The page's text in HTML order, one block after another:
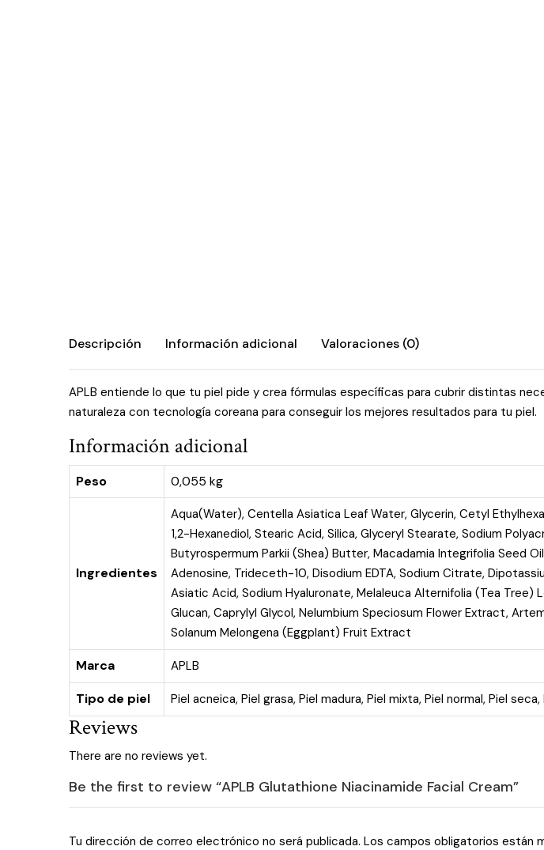
Descripción Información adicional Valoraciones (0)
APLB entiende lo que tu piel pide y crea fórmulas específicas para cubrir distintas
naturaleza con tecnología coreana para conseguir los mejores resultados para tu piel.
Información adicional
Peso 0,055 kg
Ingredientes
Aqua(Water), Centella Asiatica Leaf Water, Glycerin, Cetyl
1,2-Hexanediol, Stearic Acid, Silica, Glyceryl Stearate, Sodium
Butyrospermum Parkii (Shea) Butter, Macadamia Integrifolia Seed
Adenosine, Trideceth-10, Disodium EDTA, Sodium Citrate,
Asiatic Acid, Sodium Hyaluronate, Melaleuca Alternifolia (Tea
Glucan, Caprylyl Glycol, Nelumbium Speciosum Flower Extract,
Solanum Melongena (Eggplant) Fruit Extract
Marca APLB
Tipo de piel Piel acneica, Piel grasa, Piel madura, Piel mixta, Piel normal, Piel seca,
Reviews
There are no reviews yet.
Be the first to review “APLB Glutathione Niacinamide Facial Cream”
Tu dirección de correo electrónico no será publicada. Los campos obligatorios están